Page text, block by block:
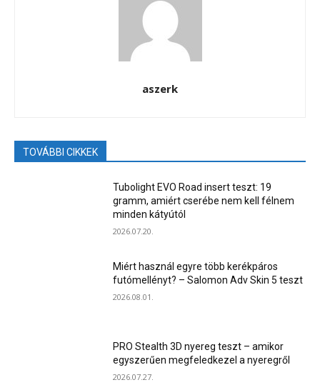
aszerk
TOVÁBBI CIKKEK
Tubolight EVO Road insert teszt: 19
gramm, amiért cserébe nem kell félnem
minden kátyútól
2026.07.20.
Miért használ egyre több kerékpáros
futómellényt? – Salomon Adv Skin 5 teszt
2026.08.01.
PRO Stealth 3D nyereg teszt – amikor
egyszerűen megfeledkezel a nyeregről
2026.07.27.